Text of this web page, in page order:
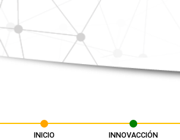
Pasar al contenido principal
INICIO INNOVACCIÓN